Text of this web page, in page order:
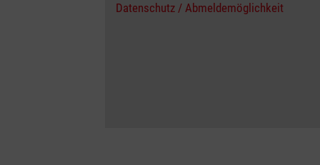
Datenschutz / Abmeldemöglichkeit